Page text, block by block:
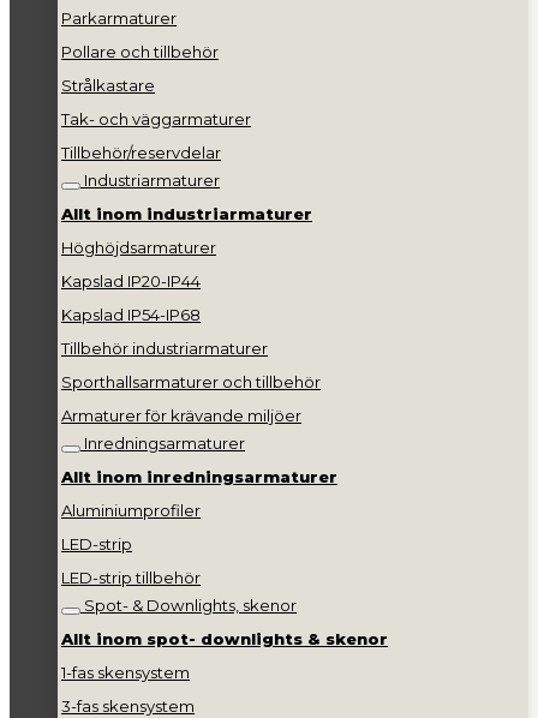
Parkarmaturer
Pollare och tillbehör
Strålkastare
Tak- och väggarmaturer
Tillbehör/reservdelar
Industriarmaturer
Allt inom industriarmaturer
Höghöjdsarmaturer
Kapslad IP20-IP44
Kapslad IP54-IP68
Tillbehör industriarmaturer
Sporthallsarmaturer och tillbehör
Armaturer för krävande miljöer
Inredningsarmaturer
Allt inom inredningsarmaturer
Aluminiumprofiler
LED-strip
LED-strip tillbehör
Spot- & Downlights, skenor
Allt inom spot- downlights & skenor
1-fas skensystem
3-fas skensystem